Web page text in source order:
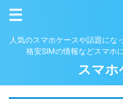
人気のスマホケースや話題にな
格安SIMの情報などスマホ
スマホ